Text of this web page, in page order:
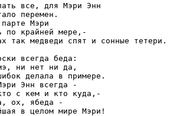
все, для Мэри Энн
перемен.
Мэри
по крайней мере,-
так медведи спят и сонные тетери.
всегда беда:
ни нет ни да,
делала в примере.
Энн всегда -
с кем и кто куда,-
ох, ябеда -
в целом мире Мэри!